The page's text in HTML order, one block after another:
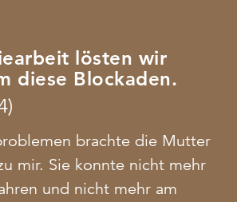
lösten wir
diese Blockaden.
brachte die Mutter
mir. Sie konnte nicht mehr
und nicht mehr am